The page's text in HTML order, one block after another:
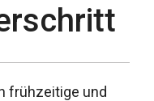
frühzeitige und